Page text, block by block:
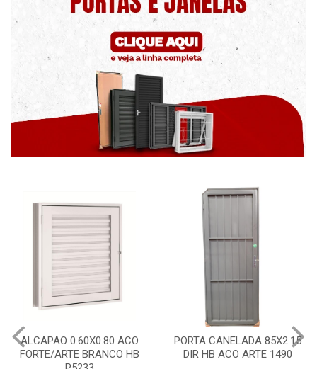
PORTA CANELADA 85X2.15
DIR HB ACO ARTE 1490
PORTA LAMINADA 60X215
DIR POP/MIX HB